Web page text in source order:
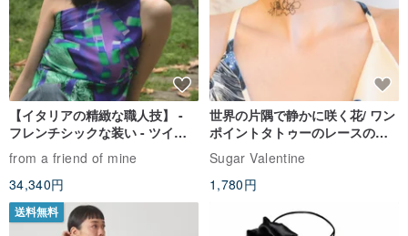
【イタリアの精緻な職人技】 -
フレンチシックな装い - ツイル
プリントシルクスカーフトップ
ス
from a friend of mine
34,340円
世界の片隅で静かに咲く花/ ワン
ポイントタトゥーのレースのチ
ョーカー SV649
Sugar Valentine
1,780円
送料無料